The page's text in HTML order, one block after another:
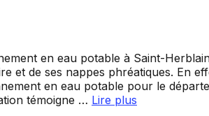
en eau potable à Saint-
et de ses nappes phréatiques. En
en eau potable pour le
témoigne … Lire plus